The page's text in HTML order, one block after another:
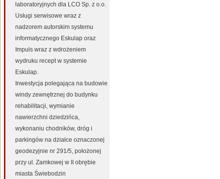
laboratoryjnych dla LCO Sp. z o.o.
Usługi serwisowe wraz z
nadzorem autorskim systemu
informatycznego Eskulap oraz
Impuls wraz z wdrożeniem
wydruku recept w systemie
Eskulap.
Inwestycja polegająca na budowie
windy zewnętrznej do budynku
rehabilitacji, wymianie
nawierzchni dziedzińca,
wykonaniu chodników, dróg i
parkingów na działce oznaczonej
geodezyjnie nr 291/5, położonej
przy ul. Zamkowej w II obrębie
miasta Świebodzin